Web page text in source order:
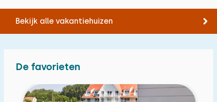
Bekijk alle vakantiehuizen
De favorieten